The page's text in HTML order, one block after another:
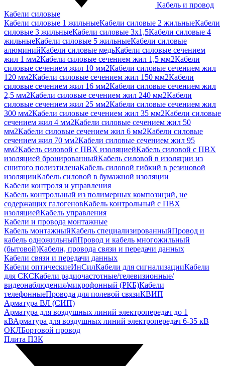
Кабель и провод
Кабели силовые
Кабели силовые 1 жильныеКабели силовые 2 жильныеКабели
силовые 3 жильныеКабели силовые 3х1,5Кабели силовые 4
жильныеКабели силовые 5 жильныеКабели силовые
алюминийКабели силовые медьКабели силовые сечением
жил 1 мм2Кабели силовые сечением жил 1,5 мм2Кабели
силовые сечением жил 10 мм2Кабели силовые сечением жил
120 мм2Кабели силовые сечением жил 150 мм2Кабели
силовые сечением жил 16 мм2Кабели силовые сечением жил
2,5 мм2Кабели силовые сечением жил 240 мм2Кабели
силовые сечением жил 25 мм2Кабели силовые сечением жил
300 мм2Кабели силовые сечением жил 35 мм2Кабели силовые
сечением жил 4 мм2Кабели силовые сечением жил 50
мм2Кабели силовые сечением жил 6 мм2Кабели силовые
сечением жил 70 мм2Кабели силовые сечением жил 95
мм2Кабель силовой с ПВХ изоляциейКабель силовой с ПВХ
изоляцией бронированныйКабель силовой в изоляции из
сшитого полиэтиленаКабель силовой гибкий в резиновой
изоляцииКабель силовой в бумажной изоляции
Кабели контроля и управления
Кабель контрольный из полимерных композиций, не
содержащих галогеновКабель контрольный с ПВХ
изоляциейКабель управления
Кабели и провода монтажные
Кабель монтажныйКабель специализированныйПровод и
кабель одножильныйПровод и кабель многожильный
(бытовой)Кабели, провода связи и передачи данных
Кабели связи и передачи данных
Кабели оптическиеИнСилКабели для сигнализацииКабели
для СКСКабели радиочастотные/телевизионные/
видеонаблюдения/микрофонный (РКБ)Кабели
телефонныеПровода для полевой связиКВИП
Арматура ВЛ (СИП)
Арматура для воздушных линий электропередач до 1
кВАрматура для воздушных линий электропередач 6-35 кВ
ОКЛБортовой провод
Плита ПЗК